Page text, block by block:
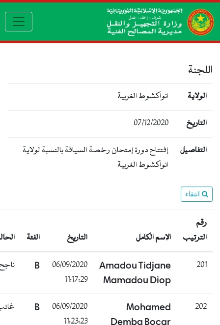
الولاية انواكشوط الغربية
التاريخ 07/12/2020
التفاصيل
إفتتاح دورة إمتحان رخصة السياقة بالنسبة لولاية
انواكشوط الغربية
انتقاء
رقم
الترتيب
الإسم الكامل التاريخ الفئة الحالة
201
Amadou Tidjane
Mamadou Diop
06/09/2020
11:17:29
ناجح
202
Mohamed
Demba Bocar
06/09/2020
11:23:23
غائب